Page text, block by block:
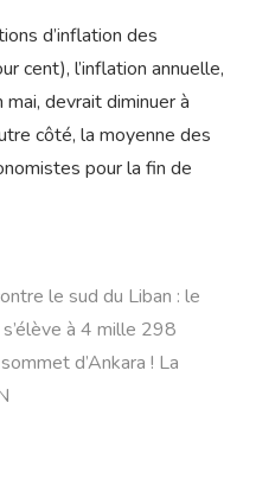
d’inflation des
cent), l’inflation annuelle,
devrait diminuer à
côté, la moyenne des
pour la fin de
le sud du Liban : le
à 4 mille 298
d’Ankara ! La